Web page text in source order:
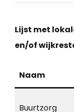
Lijst met
en/of
Naam
Buurtzorg